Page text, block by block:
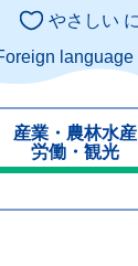
こ
やさしい
language
産業・農林水産
労働・観光